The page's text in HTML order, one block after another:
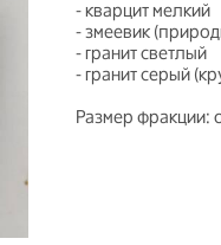
- кварцит мелкий
- змеевик
- гранит светлый
- гранит серый
Размер фракции: